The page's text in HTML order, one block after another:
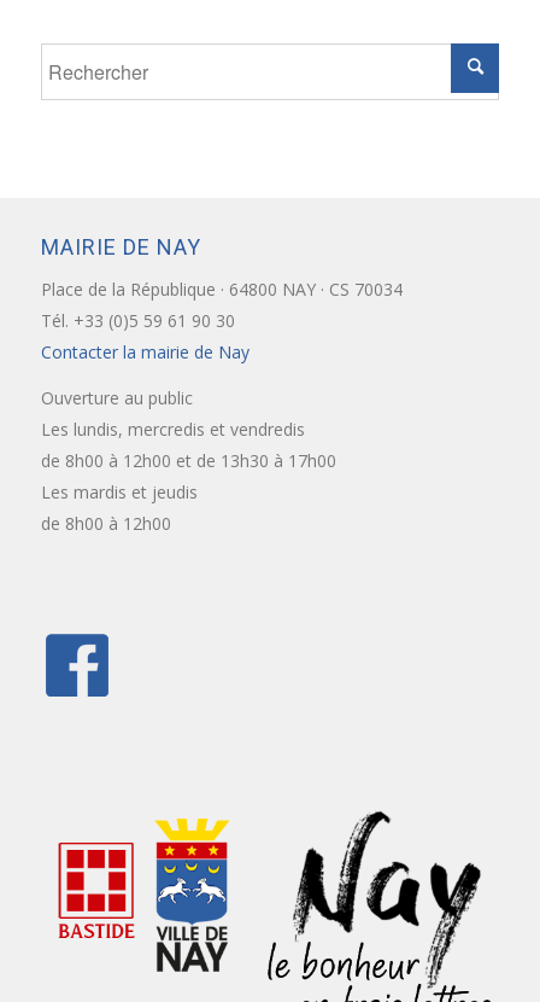
MAIRIE DE NAY
Place de la République · 64800 NAY · CS 70034
Tél. +33 (0)5 59 61 90 30
Contacter la mairie de Nay
Ouverture au public
Les lundis, mercredis et vendredis
de 8h00 à 12h00 et de 13h30 à 17h00
Les mardis et jeudis
de 8h00 à 12h00